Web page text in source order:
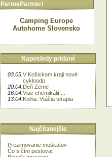
PartnePartneri
Camping Europe
Autohome Slovensko
Naposledy pridané
03.05. V Košickom kraji nové
cykloodp
20.04. Deň Zeme
16.04. Viac chemikálií ...
13.04. Kniha: Vtáčia terapia
Najčítanejšie
Prezimovanie muškátov
Čo s čím pestovať